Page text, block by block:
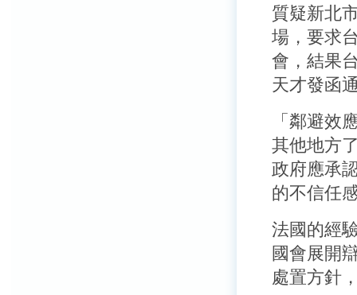
質疑新北
場，要求
會，結果
天才發函
「鄰避效
其他地方
政府應承
的不信任
法國的經
國會展開
處置方針